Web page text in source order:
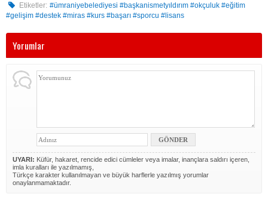
Etiketler: #ümraniyebelediyesi #başkanismetyıldırım #okçuluk #eğitim
#gelişim #destek #miras #kurs #başarı #sporcu #lisans
Yorumlar
UYARI: Küfür, hakaret, rencide edici cümleler veya imalar, inançlara saldırı içeren,
imla kuralları ile yazılmamış,
Türkçe karakter kullanılmayan ve büyük harflerle yazılmış yorumlar
onaylanmamaktadır.